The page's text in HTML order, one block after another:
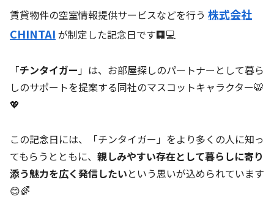
賃貸物件の空室情報提供サービスなどを行う 株式会社
CHINTAI が制定した記念日です🏢💻
「チンタイガー」は、お部屋探しのパートナーとして暮ら
しのサポートを提案する同社のマスコットキャラクター🐯
💖
この記念日には、「チンタイガー」をより多くの人に知っ
てもらうとともに、 親しみやすい存在として暮らしに寄り
添う魅力を広く発信したいという思いが込められています
😊🌈